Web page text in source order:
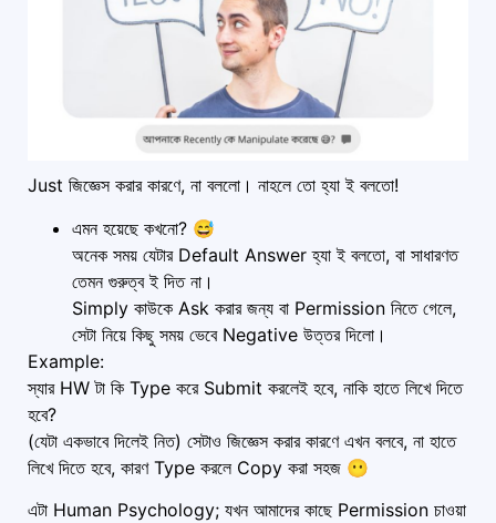
Just জিজ্ঞেস করার কারণে, না বললো। নাহলে তো হ্যা ই বলতো!
এমন হয়েছে কখনো? 😅
অনেক সময় যেটার Default Answer হ্যা ই বলতো, বা সাধারণত
তেমন গুরুত্ব ই দিত না।
Simply কাউকে Ask করার জন্য বা Permission নিতে গেলে,
সেটা নিয়ে কিছু সময় ভেবে Negative উত্তর দিলো।
Example:
স্যার HW টা কি Type করে Submit করলেই হবে, নাকি হাতে লিখে দিতে
হবে?
(যেটা একভাবে দিলেই নিত) সেটাও জিজ্ঞেস করার কারণে এখন বলবে, না হাতে
লিখে দিতে হবে, কারণ Type করলে Copy করা সহজ 😶
এটা Human Psychology; যখন আমাদের কাছে Permission চাওয়া